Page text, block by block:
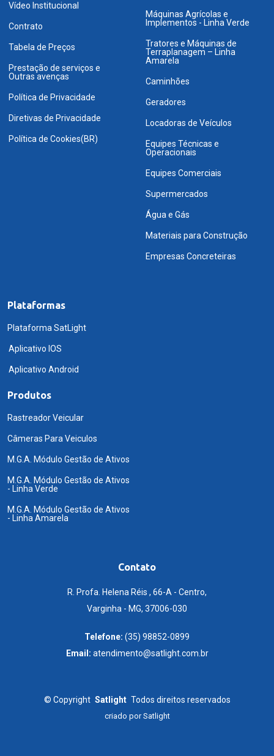
Vídeo Institucional
Contrato
Tabela de Preços
Prestação de serviços e
Outras avenças
Política de Privacidade
Diretivas de Privacidade
Política de Cookies(BR)
Máquinas Agrícolas e
Implementos - Linha Verde
Tratores e Máquinas de
Terraplanagem – Linha
Amarela
Caminhões
Geradores
Locadoras de Veículos
Equipes Técnicas e
Operacionais
Equipes Comerciais
Supermercados
Água e Gás
Materiais para Construção
Empresas Concreteiras
Plataformas
Plataforma SatLight
Aplicativo IOS
Aplicativo Android
Produtos
Rastreador Veicular
Câmeras Para Veiculos
M.G.A. Módulo Gestão de Ativos
M.G.A. Módulo Gestão de Ativos
- Linha Verde
M.G.A. Módulo Gestão de Ativos
- Linha Amarela
Contato
R. Profa. Helena Réis , 66-A - Centro,
Varginha - MG, 37006-030
Telefone: (35) 98852-0899
Email: atendimento@satlight.com.br
© Copyright Satlight Todos direitos reservados
criado porSatlight